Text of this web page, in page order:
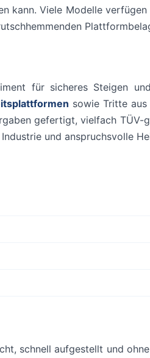
kann. Viele Modelle verfügen
für sicheres Steigen
sowie Tritte aus
gefertigt, vielfach TÜV-
und anspruchsvolle
schnell aufgestellt und